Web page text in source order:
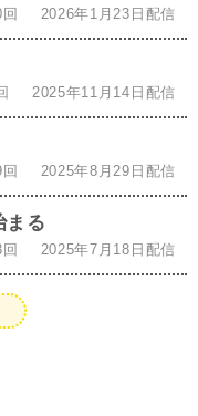
2026年1月23日配信
2025年11月14日配信
2025年8月29日配信
まる
2025年7月18日配信